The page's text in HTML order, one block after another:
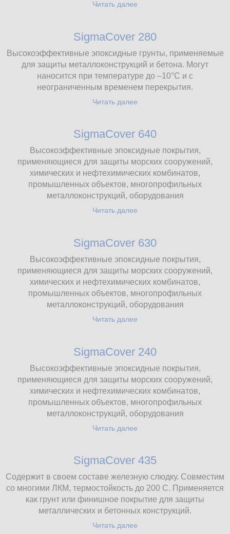
Читать далее
SigmaCover 280
Высокоэффективные эпоксидные грунты, применяемые
для защиты металлоконструкций и бетона. Могут
наносится при температуре до –10°С и с
неограниченным временем перекрытия.
Читать далее
SigmaCover 640
Высокоэффективные эпоксидные покрытия,
применяющиеся для защиты морских сооружений,
химических и нефтехимических комбинатов,
промышленных объектов, многопрофильных
металлоконструкций, оборудования
Читать далее
SigmaCover 630
Высокоэффективные эпоксидные покрытия,
применяющиеся для защиты морских сооружений,
химических и нефтехимических комбинатов,
промышленных объектов, многопрофильных
металлоконструкций, оборудования
Читать далее
SigmaCover 240
Высокоэффективные эпоксидные покрытия,
применяющиеся для защиты морских сооружений,
химических и нефтехимических комбинатов,
промышленных объектов, многопрофильных
металлоконструкций, оборудования
Читать далее
SigmaCover 435
Содержит в своем составе железную слюдку. Совместим
со многими ЛКМ, термостойкость до 200 С. Применяется
как грунт или финишное покрытие для защиты
металлических и бетонных конструкций.
Читать далее